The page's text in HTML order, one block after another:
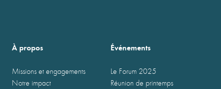
À propos
Missions et engagements
Notre impact
Événements
Le Forum 2025
Réunion de printemps